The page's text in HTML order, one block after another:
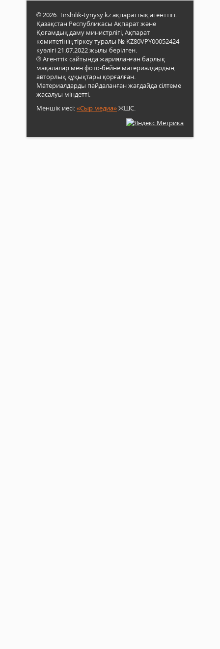
© 2026. Tirshilik-tynysy.kz ақпараттық агенттігі.
Қазақстан Республикасы Ақпарат және
Қоғамдық даму министрлігі, Ақпарат
комитетінің тіркеу туралы № KZ80VPY00052424
куәлігі 21.07.2022 жылы берілген.
® Агенттік сайтында жарияланған барлық
мақалалар мен фото-бейне материалдардың
авторлық құқықтары қорғалған.
Материалдарды пайдаланған жағдайда сілтеме
жасалуы міндетті.
Меншік иесі:«Сыр медиа»ЖШС.